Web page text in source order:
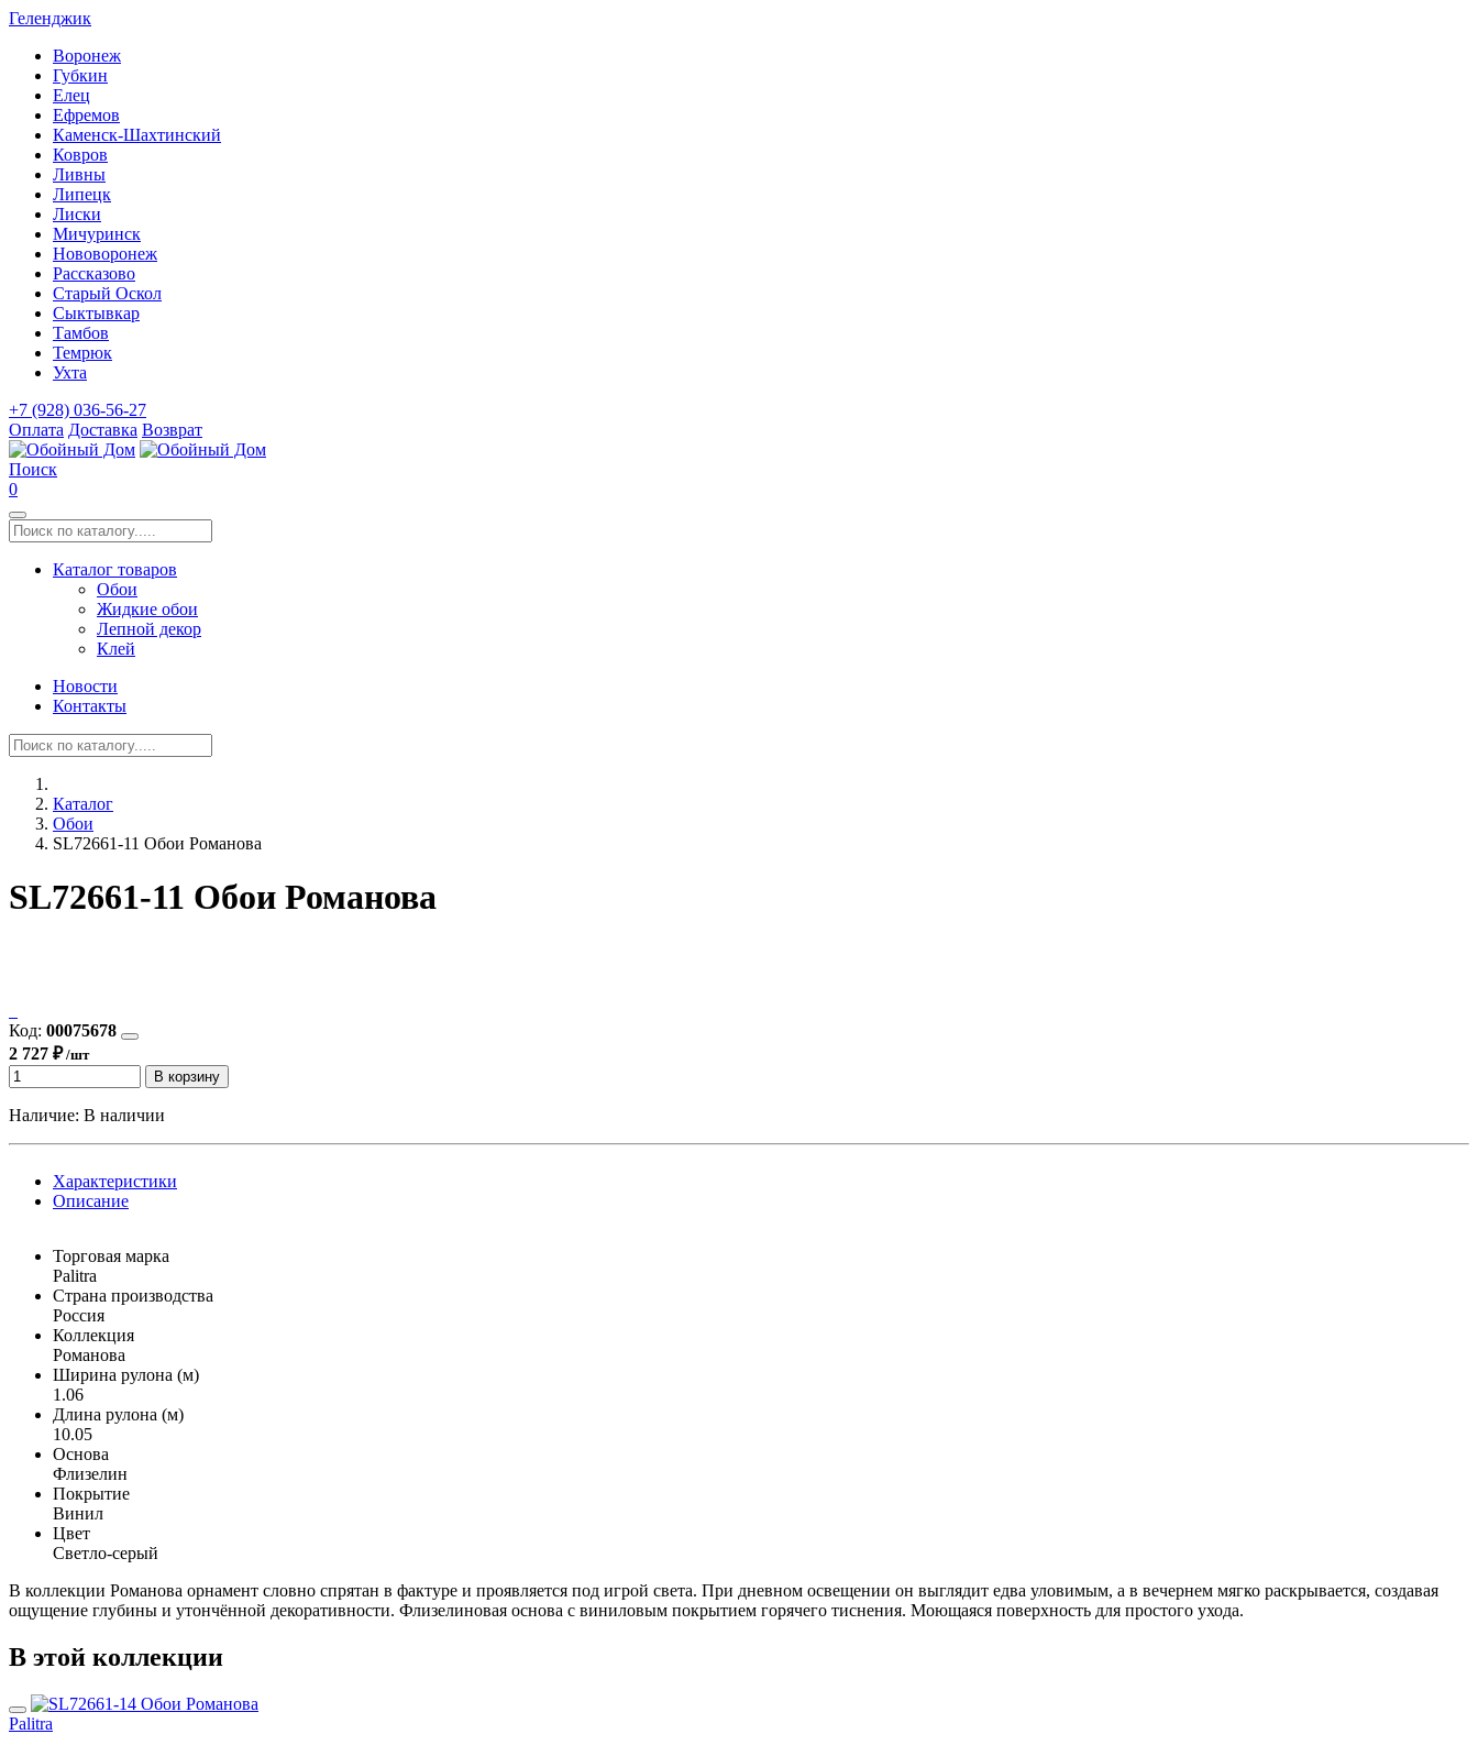
Геленджик
Воронеж
Губкин
Елец
Ефремов
Каменск-Шахтинский
Ковров
Ливны
Липецк
Лиски
Мичуринск
Нововоронеж
Рассказово
Старый Оскол
Сыктывкар
Тамбов
Темрюк
Ухта
+7 (928) 036-56-27
Оплата Доставка Возврат
Поиск
0
Каталог товаров
Обои
Жидкие обои
Лепной декор
Клей
Новости
Контакты
Каталог
Обои
SL72661-11 Обои Романова
SL72661-11 Обои Романова
Код: 00075678
2 727 ₽/шт
В корзину
Наличие: В наличии
Характеристики
Описание
Торговая марка
Palitra
Страна производства
Россия
Коллекция
Романова
Ширина рулона (м)
1.06
Длина рулона (м)
10.05
Основа
Флизелин
Покрытие
Винил
Цвет
Светло-серый
В коллекции Романова орнамент словно спрятан в фактуре и проявляется под игрой света. При дневном освещении он выглядит едва уловимым, а в вечернем мягко раскрывается, создавая
ощущение глубины и утончённой декоративности. Флизелиновая основа с виниловым покрытием горячего тиснения. Моющаяся поверхность для простого ухода.
В этой коллекции
Palitra